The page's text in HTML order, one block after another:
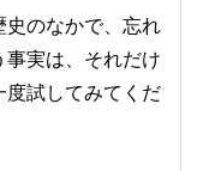
史のなかで、忘れ
実は、それだけ
度試してみてくだ